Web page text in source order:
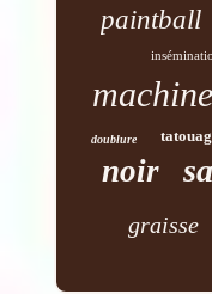
paintball
machine
doublure
noir
graisse